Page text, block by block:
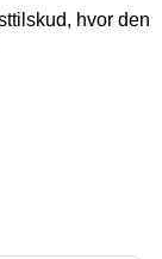
hvor den